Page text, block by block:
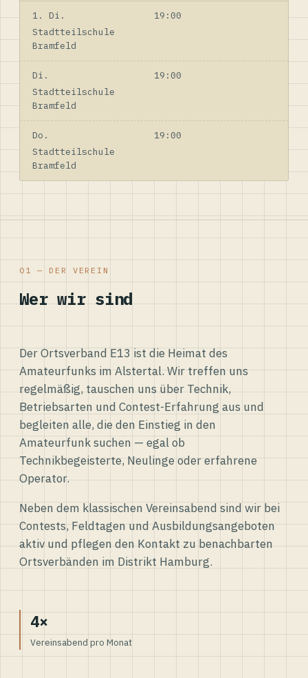
1. Di.
19:00
Stadtteilschule
Bramfeld
Di.
19:00
Stadtteilschule
Bramfeld
Do.
19:00
Stadtteilschule
Bramfeld
01 — DER VEREIN
Wer wir sind
Der Ortsverband E13 ist die Heimat des
Amateurfunks im Alstertal. Wir treffen uns
regelmäßig, tauschen uns über Technik,
Betriebsarten und Contest-Erfahrung aus und
begleiten alle, die den Einstieg in den
Amateurfunk suchen — egal ob
Technikbegeisterte, Neulinge oder erfahrene
Operator.
Neben dem klassischen Vereinsabend sind wir bei
Contests, Feldtagen und Ausbildungsangeboten
aktiv und pflegen den Kontakt zu benachbarten
Ortsverbänden im Distrikt Hamburg.
4×
Vereinsabend pro Monat